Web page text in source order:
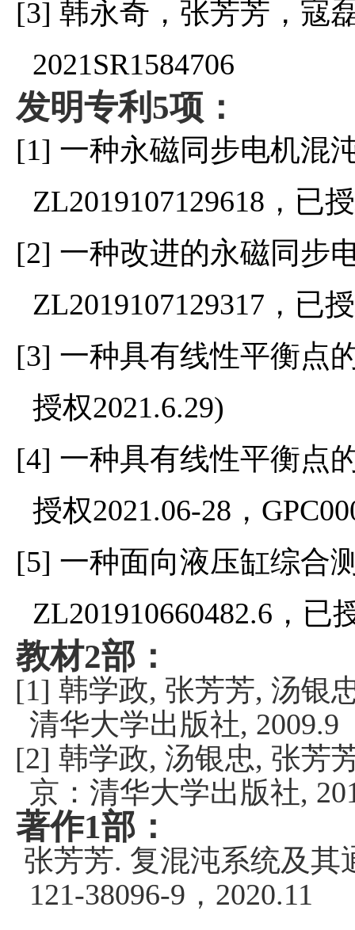
[3] 韩永奇，张芳芳，寇
2021SR1584706
发明专利 5项：
[1] 一种永磁同步电机混
ZL2019107129618 ，已
[2] 一种改进的永磁同步
ZL2019107129317 ，已
[3] 一种具有线性平衡点
授权2021.6.29)
[4] 一种具有线性平衡点
授权2021.06-28 ，
[5] 一种面向液压缸综合
ZL201910660482.6 ，已
教材2部：
[1] 韩学政, 张芳芳, 汤银
清华大学出版社, 2009.9
[2] 韩学政, 汤银忠, 张芳
京：清华大学出版社,
著作1部：
张芳芳. 复混沌系统及其
121-38096-9 ， 2020.11